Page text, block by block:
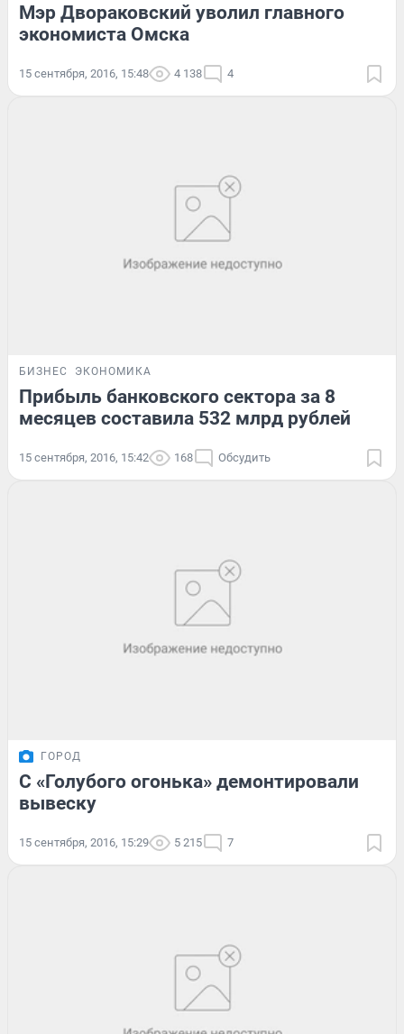
Мэр Двораковский уволил главного
экономиста Омска
15 сентября, 2016, 15:48 4 138 4
БИЗНЕС ЭКОНОМИКА
Прибыль банковского сектора за 8
месяцев составила 532 млрд рублей
15 сентября, 2016, 15:42 168 Обсудить
ГОРОД
С «Голубого огонька» демонтировали
вывеску
15 сентября, 2016, 15:29 5 215 7